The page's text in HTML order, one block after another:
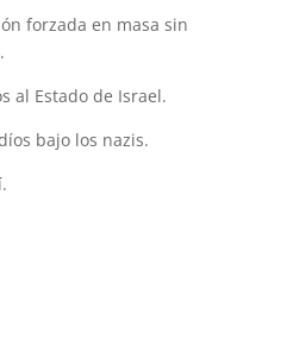
forzada en masa sin
al Estado de Israel.
bajo los nazis.